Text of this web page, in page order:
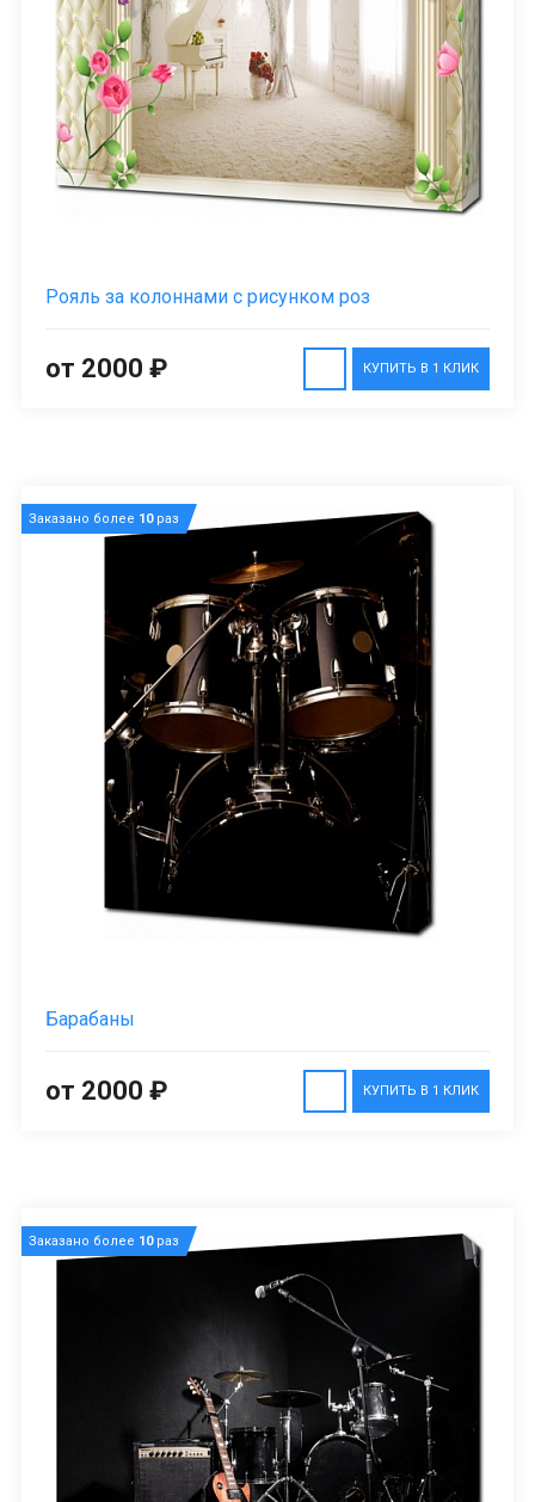
Рояль за колоннами с рисунком роз
КУПИТЬ В 1 КЛИК
от 2000 ₽
Заказано более 10раз
Барабаны
КУПИТЬ В 1 КЛИК
от 2000 ₽
Заказано более 10раз